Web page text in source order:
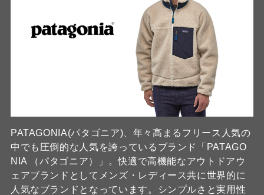
PATAGONIA(パタゴニア)、年々高まるフリース人気の
中でも圧倒的な人気を誇っているブランド「PATAGO
NIA （パタゴニア）」。快適で高機能なアウトドアウ
ェアブランドとしてメンズ・レディース共に世界的に
人気なブランドとなっています。シンプルさと実用性